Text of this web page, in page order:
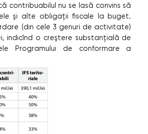
contribuabilul nu se lasă convins să
şi alte obligaţii ﬁscale la buget.
(din cele 3 genuri de activitate)
indicînd o creştere substanţială de
Programului de conformare a